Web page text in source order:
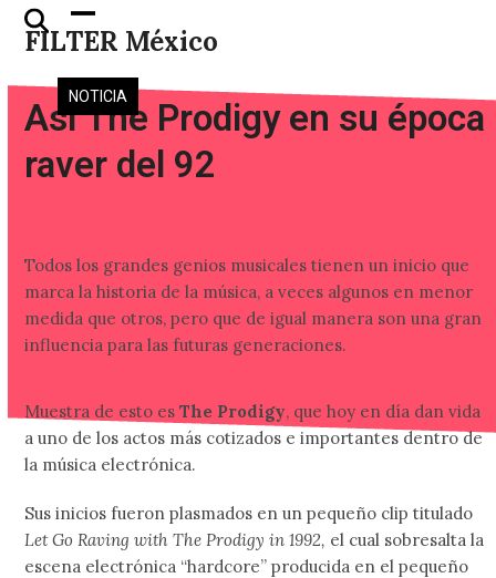
Skip
FILTER México
Open
mobile
menu
Close
mobile
menu
NOTICIA
Así The Prodigy en su época
raver del 92
Todos los grandes genios musicales tienen un inicio que
marca la historia de la música, a veces algunos en menor
medida que otros, pero que de igual manera son una gran
influencia para las futuras generaciones.
Muestra de esto esThe Prodigy, que hoy en día dan vida
a uno de los actos más cotizados e importantes dentro de
la música electrónica.
Sus inicios fueron plasmados en un pequeño clip titulado
Let Go Raving with The Prodigy in 1992, el cual sobresalta la
escena electrónica “hardcore” producida en el pequeño